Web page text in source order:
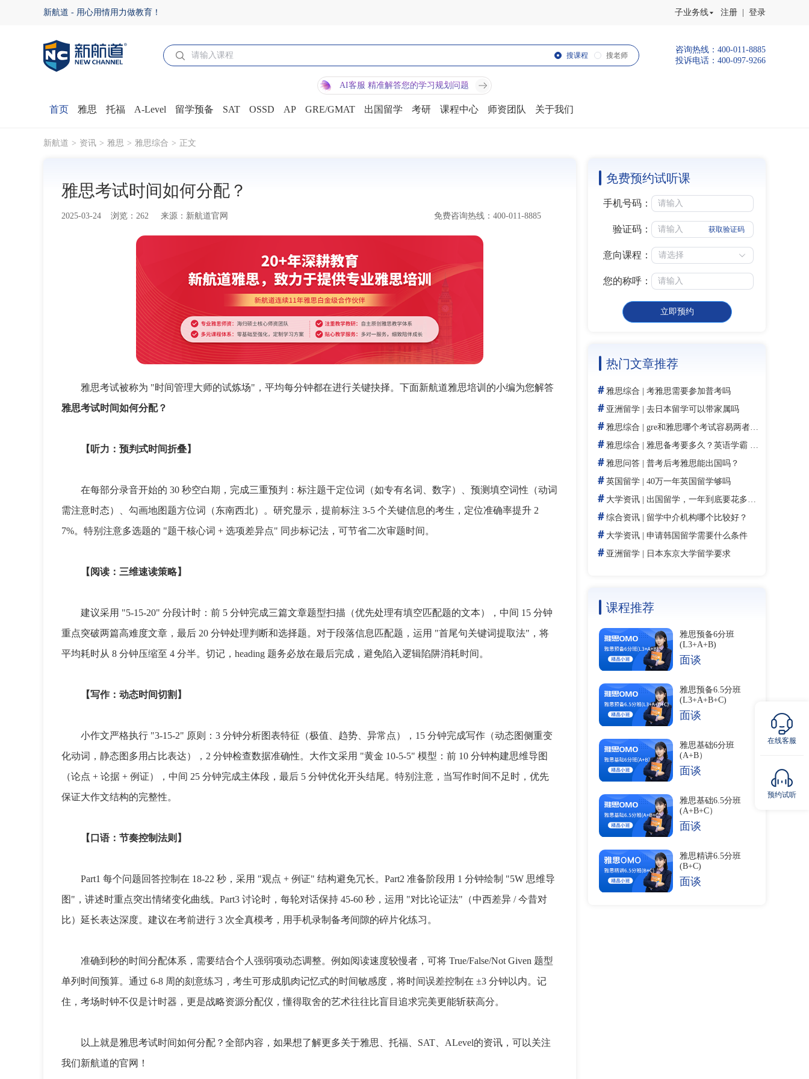
新航道 - 用心用情用力做教育！ 子业务线 注册 | 登录
搜课程 搜老师
咨询热线：400-011-8885
投诉电话：400-097-9266
AI客服 精准解答您的学习规划问题
意向课程: 请选择
在线客服
预约试听
首页 雅思 托福 A-Level 留学预备 SAT OSSD AP GRE/GMAT 出国留学 考研 课程中心 师资团队 关于我们
新航道 资讯 雅思 雅思综合 正文
雅思考试时间如何分配？
2025-03-24 浏览：262 来源：新航道官网 免费咨询热线：400-011-8885
雅思考试被称为 "时间管理大师的试炼场"，平均每分钟都在进行关键抉择。下面新航道雅思培训 的小编为您解答
雅思考试时间如何分配？
【听力：预判式时间折叠】
在每部分录音开始的 30 秒空白期，完成三重预判：标注题干定位词（如专有名词、数字）、预测填空词性（动词
需注意时态）、勾画地图题方位词（东南西北）。研究显示，提前标注 3-5 个关键信息的考生，定位准确率提升 2
7%。特别注意多选题的 "题干核心词 + 选项差异点" 同步标记法，可节省二次审题时间。
【阅读：三维速读策略】
建议采用 "5-15-20" 分段计时：前 5 分钟完成三篇文章题型扫描（优先处理有填空匹配题的文本），中间 15 分钟
重点突破两篇高难度文章，最后 20 分钟处理判断和选择题。对于段落信息匹配题，运用 "首尾句关键词提取法"，将
平均耗时从 8 分钟压缩至 4 分半。切记，heading 题务必放在最后完成，避免陷入逻辑陷阱消耗时间。
【写作：动态时间切割】
小作文严格执行 "3-15-2" 原则：3 分钟分析图表特征（极值、趋势、异常点），15 分钟完成写作（动态图侧重变
化动词，静态图多用占比表达），2 分钟检查数据准确性。大作文采用 "黄金 10-5-5" 模型：前 10 分钟构建思维导图
（论点 + 论据 + 例证），中间 25 分钟完成主体段，最后 5 分钟优化开头结尾。特别注意，当写作时间不足时，优先
保证大作文结构的完整性。
【口语：节奏控制法则】
Part1 每个问题回答控制在 18-22 秒，采用 "观点 + 例证" 结构避免冗长。Part2 准备阶段用 1 分钟绘制 "5W 思维导
图"，讲述时重点突出情绪变化曲线。Part3 讨论时，每轮对话保持 45-60 秒，运用 "对比论证法"（中西差异 / 今昔对
比）延长表达深度。建议在考前进行 3 次全真模考，用手机录制备考间隙的碎片化练习。
准确到秒的时间分配体系，需要结合个人强弱项动态调整。例如阅读速度较慢者，可将 True/False/Not Given 题型
单列时间预算。通过 6-8 周的刻意练习，考生可形成肌肉记忆式的时间敏感度，将时间误差控制在 ±3 分钟以内。记
住，考场时钟不仅是计时器，更是战略资源分配仪，懂得取舍的艺术往往比盲目追求完美更能斩获高分。
以上就是雅思考试时间如何分配？全部内容，如果想了解更多关于雅思、托福、SAT、ALevel的资讯，可以关注
我们新航道的官网！
免费预约试听课
手机号码：
验证码： 获取验证码
意向课程： 请选择
您的称呼：
立即预约
热门文章推荐
＃ 雅思综合 考雅思需要参加普考吗
＃ 亚洲留学 去日本留学可以带家属吗
＃ 雅思综合 gre和雅思哪个考试容易两者之间有什么区别
＃ 雅思综合 雅思备考要多久？英语学霸 vs 小白，你的专属时间规划来了！
＃ 雅思问答 普考后考雅思能出国吗？
＃ 英国留学 40万一年英国留学够吗
＃ 大学资讯 出国留学，一年到底要花多少钱？留学生必看！
＃ 综合资讯 留学中介机构哪个比较好？
＃ 大学资讯 申请韩国留学需要什么条件
＃ 亚洲留学 日本东京大学留学要求
课程推荐
雅思预备6分班
(L3+A+B)
面谈
雅思预备6.5分班
(L3+A+B+C)
面谈
雅思基础6分班
(A+B）
面谈
雅思基础6.5分班
(A+B+C）
面谈
雅思精讲6.5分班
(B+C)
面谈
验证码: 获取验证码